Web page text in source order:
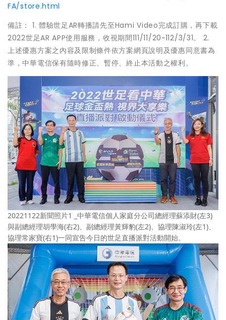
FA/store.html
備註： 1. 體驗世足AR轉播請先至Hami Video完成訂購，再下載
2022世足AR APP使用服務，收視期間111/11/20~112/3/31。 2.
上述優惠方案之內容及限制條件依方案網頁說明及優惠同意書為
準，中華電信保有隨時修正、暫停、終止本活動之權利。
20221122新聞照片1 _中華電信個人家庭分公司總經理蘇添財(左3)
與副總經理胡學海(右2)、副總經理黃輝豹(左2)、協理陳淑玲(左1)、
協理常家寶(右1)一同宣告今日的世足直播派對活動開始。